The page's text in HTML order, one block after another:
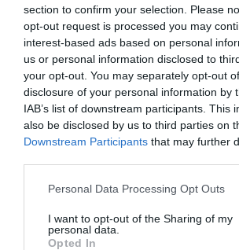
section to confirm your selection. Please
opt-out request is processed you may
interest-based ads based on personal
us or personal information disclosed to
your opt-out. You may separately opt-out
disclosure of your personal information by
IAB’s list of downstream participants. This
also be disclosed by us to third parties on
Downstream Participants that may further
Personal Data Processing Opt Outs
I want to opt-out of the Sharing of my
personal data.
Opted In
Prenumerera på mitt nyhetsbrev
Ja, jag vill gärna ha